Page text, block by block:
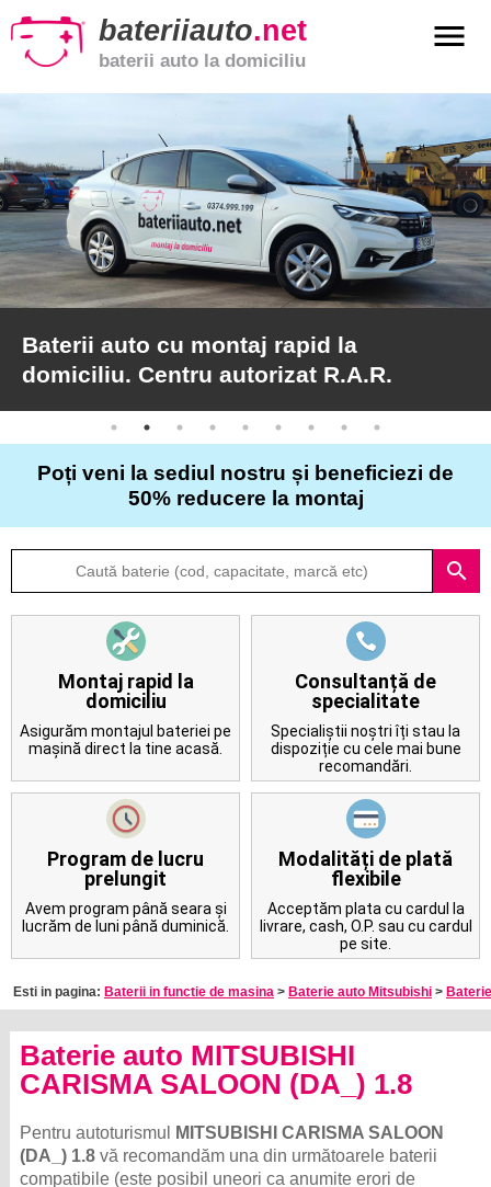
bateriiauto.net
baterii auto la domiciliu
menu
Baterii
moto
Baterii
de
camion
Articole
Despre
Contact
Baterii auto cu montaj rapid la
domiciliu. Centru autorizat R.A.R.
Poți veni la sediul nostru și beneficiezi de
50% reducere la montaj
search
Montaj rapid la
domiciliu
Asigurăm montajul bateriei pe
mașină direct la tine acasă.
Consultanță de
specialitate
Specialiștii noștri îți stau la
dispoziție cu cele mai bune
recomandări.
Program de lucru
prelungit
Avem program până seara și
lucrăm de luni până duminică.
Modalități de plată
flexibile
Acceptăm plata cu cardul la
livrare, cash, O.P. sau cu cardul
pe site.
Esti in pagina: Baterii in functie de masina > Baterie auto Mitsubishi >
Baterie auto MITSUBISHI
CARISMA SALOON (DA_) 1.8
Pentru autoturismul
MITSUBISHI CARISMA SALOON
(DA_) 1.8 vă recomandăm una din următoarele baterii
compatibile (este posibil uneori ca anumite erori de